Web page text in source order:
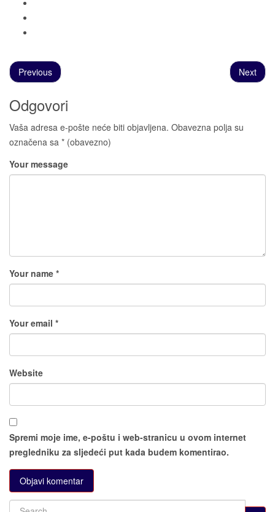
Previous Next
Odgovori
Vaša adresa e-pošte neće biti objavljena. Obavezna polja su
označena sa * (obavezno)
Your message
Your name *
Your email *
Website
Spremi moje ime, e-poštu i web-stranicu u ovom internet
pregledniku za sljedeći put kada budem komentirao.